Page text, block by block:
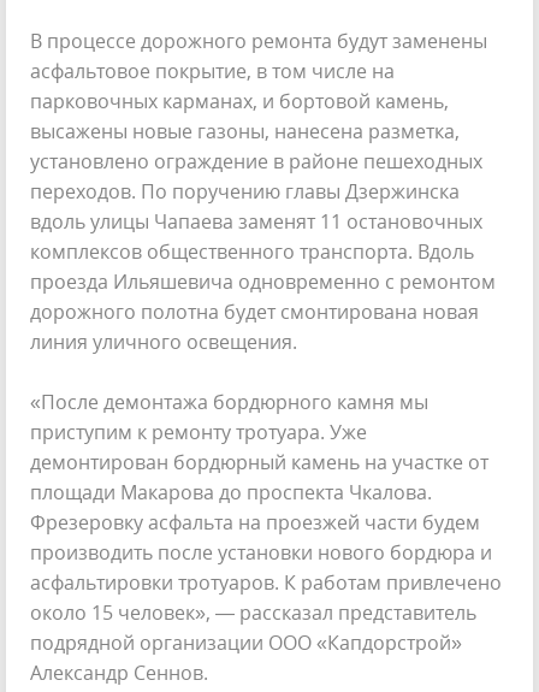
В процессе дорожного ремонта будут заменены
асфальтовое покрытие, в том числе на
парковочных карманах, и бортовой камень,
высажены новые газоны, нанесена разметка,
установлено ограждение в районе пешеходных
переходов. По поручению главы Дзержинска
вдоль улицы Чапаева заменят 11 остановочных
комплексов общественного транспорта. Вдоль
проезда Ильяшевича одновременно с ремонтом
дорожного полотна будет смонтирована новая
линия уличного освещения.
«После демонтажа бордюрного камня мы
приступим к ремонту тротуара. Уже
демонтирован бордюрный камень на участке от
площади Макарова до проспекта Чкалова.
Фрезеровку асфальта на проезжей части будем
производить после установки нового бордюра и
асфальтировки тротуаров. К работам привлечено
около 15 человек», — рассказал представитель
подрядной организации ООО «Капдорстрой»
Александр Сеннов.